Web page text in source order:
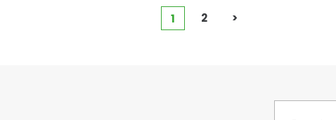
1 2 >